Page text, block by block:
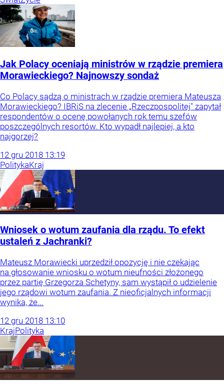
Jak Polacy oceniają ministrów w rządzie premiera
Morawieckiego? Najnowszy sondaż
Co Polacy sądzą o ministrach w rządzie premiera Mateusza
Morawieckiego? IBRiS na zlecenie „Rzeczpospolitej" zapytał
respondentów o ocenę powołanych rok temu szefów
poszczególnych resortów. Kto wypadł najlepiej, a kto
najgorzej?
12 gru 2018 13:19
PolitykaKraj
Wniosek o wotum zaufania dla rządu. To efekt
ustaleń z Jachranki?
Mateusz Morawiecki uprzedził opozycję i nie czekając
na głosowanie wniosku o wotum nieufności złożonego
przez partię Grzegorza Schetyny, sam wystąpił o udzielenie
jego rządowi wotum zaufania. Z nieoficjalnych informacji
wynika, że...
12 gru 2018 13:10
KrajPolityka